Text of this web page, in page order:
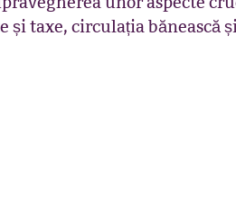
și taxe, circulația